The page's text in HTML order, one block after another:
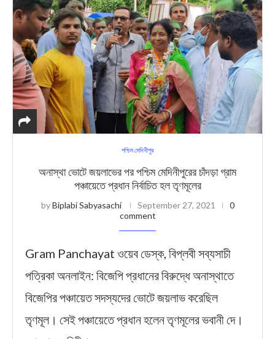
পশ্চিম মেদিনীপুর
অনাস্থা ভোটে জয়লাভের পর পশ্চিম মেদিনীপুরের চাঁদড়া গ্রাম
পঞ্চায়েতে প্রধান নির্বাচিত হল তৃণমূলের
byBiplabi Sabyasachi September 27, 2021
0
comment
Gram Panchayat ওয়েব ডেস্ক, বিপ্লবী সব্যসাচী
পত্রিকা অনলাইন: বিজেপি প্রধানের বিরুদ্ধে অনাস্থাতে
বিজেপির পঞ্চায়েত সদস্যদের ভোটে জয়লাভ করেছিল
তৃণমূল। সেই পঞ্চায়েতে প্রধান হলেন তৃণমূলের ভবানী দে।